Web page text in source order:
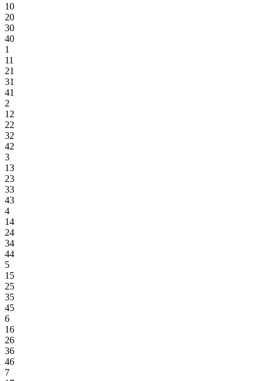
10
20
30
40
1
11
21
31
41
2
12
22
32
42
3
13
23
33
43
4
14
24
34
44
5
15
25
35
45
6
16
26
36
46
7